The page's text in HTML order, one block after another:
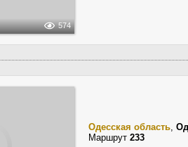
574
Одесская область,
Маршрут 233